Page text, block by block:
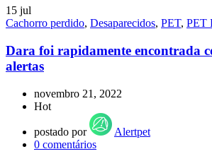
15 jul
Cachorro perdido, Desaparecidos, PET, PET
Dara foi rapidamente encontrada
alertas
novembro 21, 2022
Hot
postado por
Alertpet
0 comentários